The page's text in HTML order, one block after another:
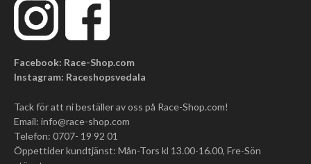
Facebook: Race-Shop.com
Instagram: Raceshopsvedala
Tack för att ni beställer av oss på Race-Shop.com!
Email: info@race-shop.com
Telefon: 0707- 19 92 01
Öppettider kundtjänst: Mån-Tors kl 13.00-16.00, Fre-Sön